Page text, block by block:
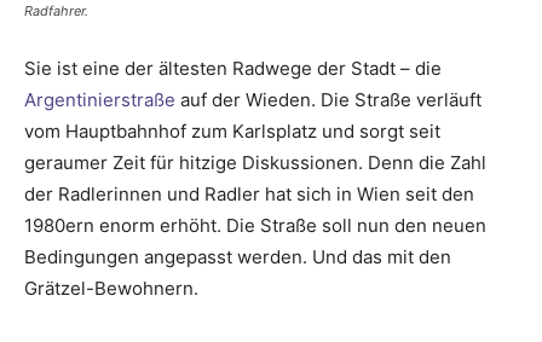
Radfahrer.
Sie ist eine der ältesten Radwege der Stadt – die
Argentinierstraße auf der Wieden. Die Straße verläuft
vom Hauptbahnhof zum Karlsplatz und sorgt seit
geraumer Zeit für hitzige Diskussionen. Denn die Zahl
der Radlerinnen und Radler hat sich in Wien seit den
1980ern enorm erhöht. Die Straße soll nun den neuen
Bedingungen angepasst werden. Und das mit den
Grätzel-Bewohnern.